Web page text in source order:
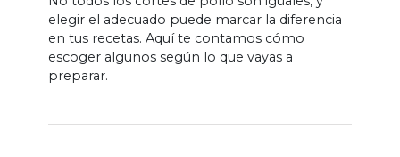
elegir el adecuado puede marcar la diferencia
en tus recetas. Aquí te contamos cómo
escoger algunos según lo que vayas a
preparar.